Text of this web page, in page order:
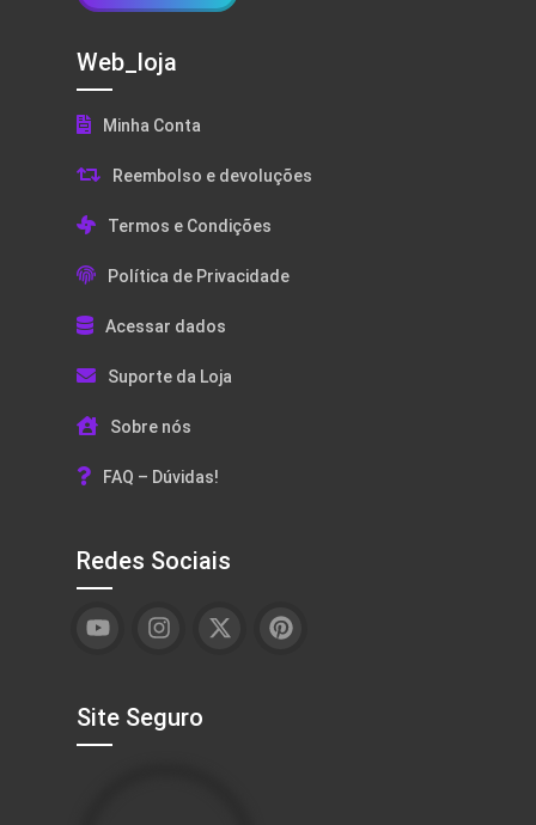
Web_loja
Minha Conta
Reembolso e devoluções
Termos e Condições
Política de Privacidade
Acessar dados
Suporte da Loja
Sobre nós
FAQ – Dúvidas!
Redes Sociais
Site Seguro